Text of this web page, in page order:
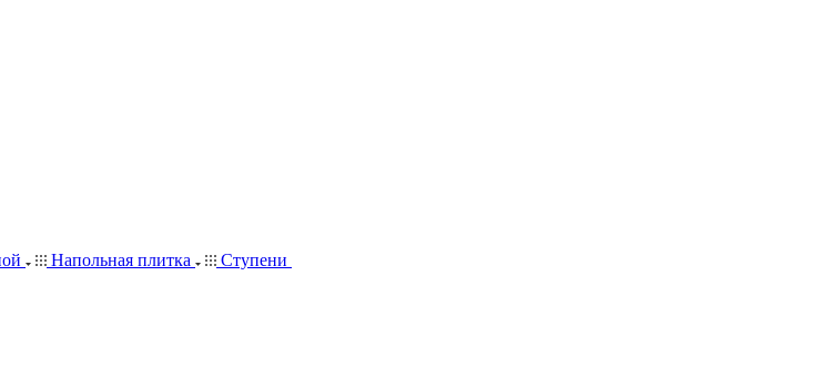
Напольная плитка Ступени